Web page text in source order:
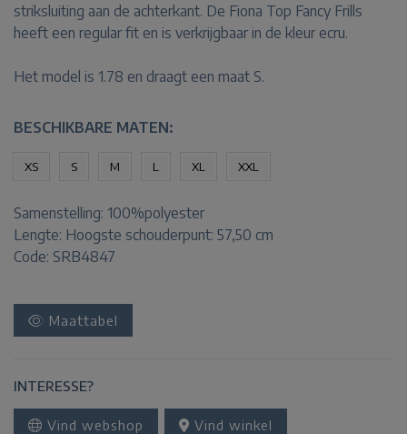
striksluiting aan de achterkant. De Fiona Top Fancy Frills
heeft een regular fit en is verkrijgbaar in de kleur ecru.
Het model is 1.78 en draagt een maat S.
BESCHIKBARE MATEN:
XS S M L XL XXL
Samenstelling: 100%polyester
Lengte: Hoogste schouderpunt: 57,50 cm
Code: SRB4847
Maattabel
INTERESSE?
Vind webshop Vind winkel